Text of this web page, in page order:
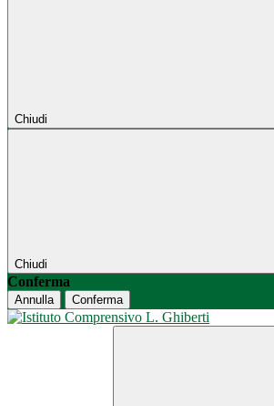
Chiudi
Chiudi
Conferma
Annulla Conferma